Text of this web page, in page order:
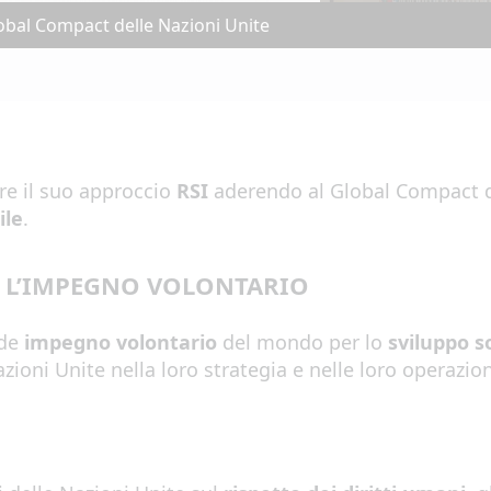
Compact delle Nazioni Unite
il suo approccio RSI aderendo al Global Compact
.
VOLONTARIO
impegno volontario del mondo per lo sviluppo
Unite nella loro strategia e nelle loro